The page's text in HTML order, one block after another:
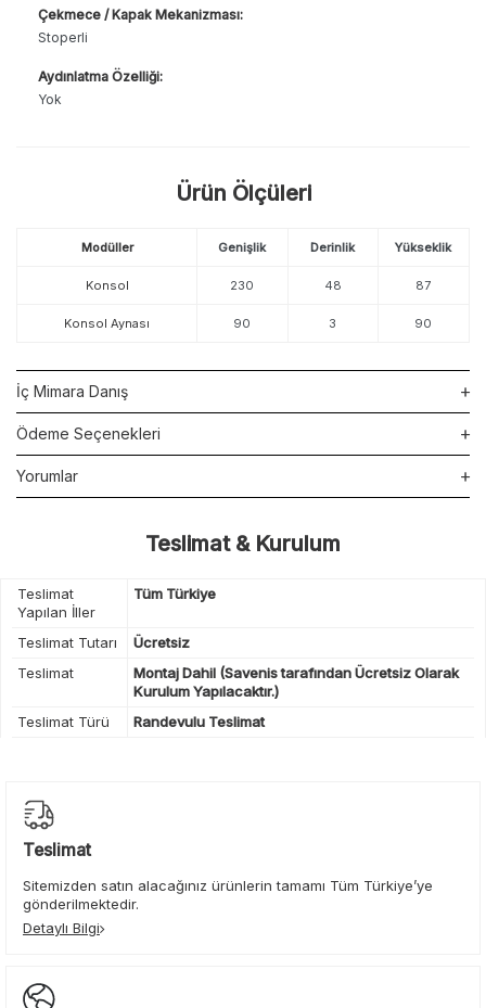
Çekmece / Kapak Mekanizması:
Stoperli
Aydınlatma Özelliği:
Yok
Ürün Ölçüleri
Modüller Genişlik Derinlik Yükseklik
Konsol 230 48 87
Konsol Aynası 90 3 90
İç Mimara Danış
Ödeme Seçenekleri
Yorumlar
Teslimat & Kurulum
Teslimat
Yapılan İller
Tüm Türkiye
Teslimat Tutarı
Ücretsiz
Teslimat
Montaj Dahil (Savenis tarafından Ücretsiz Olarak
Kurulum Yapılacaktır.)
Teslimat Türü
Randevulu Teslimat
Teslimat
Sitemizden satın alacağınız ürünlerin tamamı Tüm Türkiye’ye
gönderilmektedir.
Detaylı Bilgi